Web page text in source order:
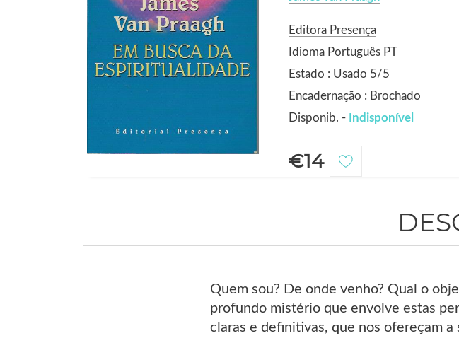
Editora Presença
Idioma Português PT
Estado : Usado 5/5
Encadernação : Brochado
Disponib. - Indisponível
€14
Quem sou? De onde venho? Qual o
profundo mistério que envolve estas
claras e definitivas, que nos ofereçam